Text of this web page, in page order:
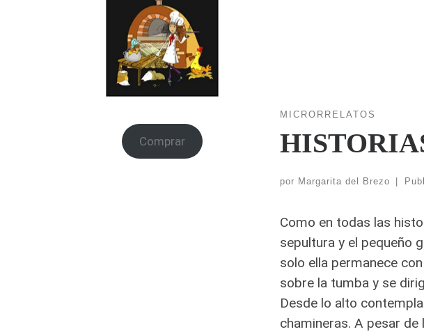
MICRORRELATOS
por Margarita del Brezo
Como en todas las
sepultura y el pequeño
solo ella permanece
sobre la tumba y se
Desde lo alto
chamineras. A pesar
Comprar